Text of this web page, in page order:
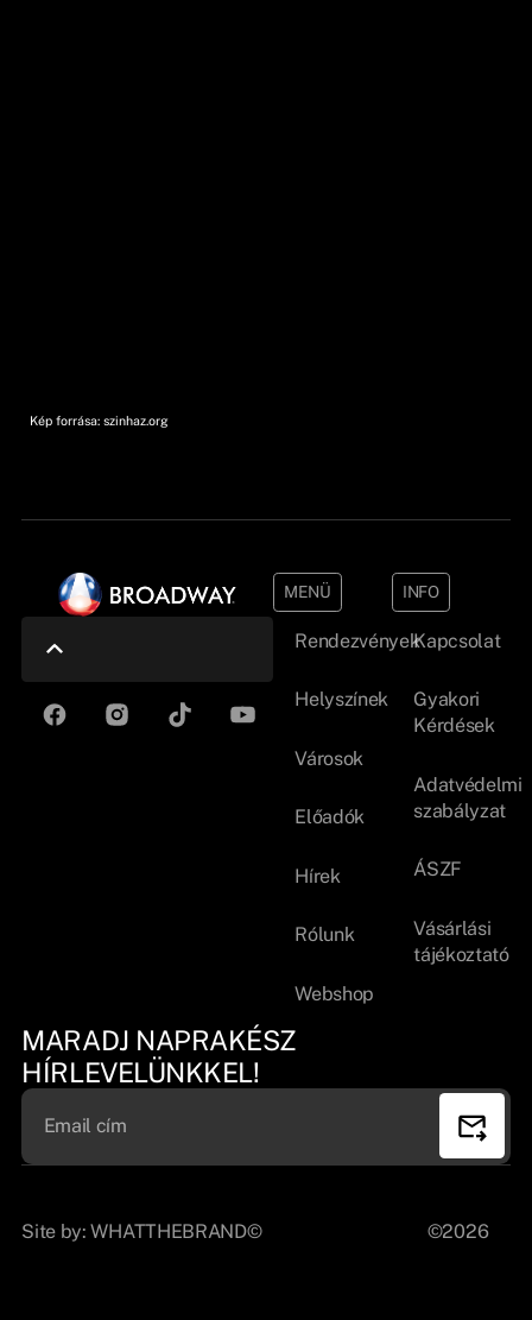
Kép forrása: szinhaz.org
MENÜ
Rendezvények
Helyszínek
Városok
Előadók
Hírek
Rólunk
Webshop
INFO
Kapcsolat
Gyakori
Kérdések
Adatvédelmi
szabályzat
ÁSZF
Vásárlási
tájékoztató
MARADJ NAPRAKÉSZ
HÍRLEVELÜNKKEL!
Site by:WHATTHEBRAND© ©2026